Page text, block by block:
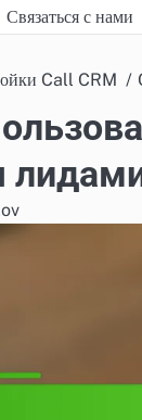
Связаться с нами
Call CRM